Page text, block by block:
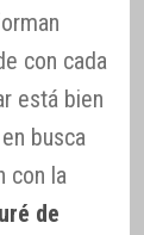
con cada
está bien
busca
con la
de